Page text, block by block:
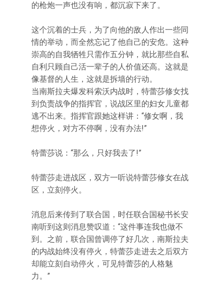
的枪炮一声也没有响，都沉寂下来了。
这个沉着的士兵，为了向他的敌人作出一些同
情的举动，而全然忘记了他自己的安危。这种
崇高的自我牺牲只需作五分钟，就比那些自私
自利只顾自己活一辈子的人价值还高。这就是
像基督的人生，这就是拆墙的行动。
当南斯拉夫爆发科索沃内战时，特蕾莎修女找
到负责战争的指挥官，说战区里的妇女儿童都
逃不出来。指挥官跟她这样讲：“修女啊，我
想停火，对方不停啊，没有办法!”
特蕾莎说：“那么，只好我去了!”
特蕾莎走进战区，双方一听说特蕾莎修女在战
区，立刻停火。
消息后来传到了联合国，时任联合国秘书长安
南听到这则消息赞叹道：“这件事连我也做不
到。之前，联合国曾调停了好几次，南斯拉夫
的内战始终没有停火，特蕾莎走进去之后双方
却能立刻自动停火，可见特蕾莎的人格魅
力。”